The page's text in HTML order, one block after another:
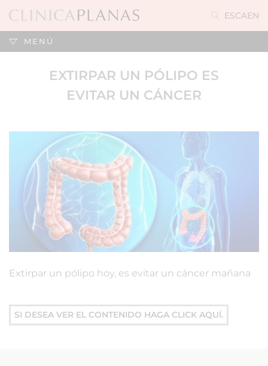
ESCAEN
MENÚ
EXTIRPAR UN PÓLIPO ES
EVITAR UN CÁNCER
Extirpar un pólipo hoy, es evitar un cáncer mañana
SI DESEA VER EL CONTENIDO HAGA CLICK AQUÍ.